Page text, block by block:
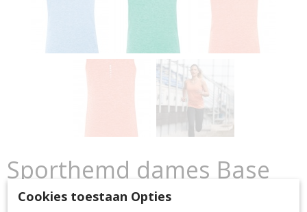
Sporthemd dames Base
€ 20,95 (inclusief btw 21%)
Cookies toestaan Opties